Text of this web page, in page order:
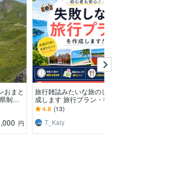
おまと
制覇
ラン
円
旅行雑誌みたいな旅のしおりを作
成します 旅行プラン・行程表を
オーダーメイド作成
4.8 (13)
T_Katy